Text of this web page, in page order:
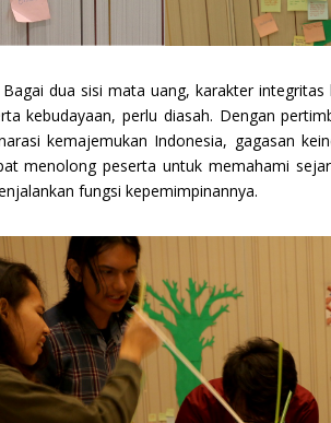
dua sisi mata uang, karakter
kebudayaan, perlu diasah. Dengan
kemajemukan Indonesia, gagasan
menolong peserta untuk memahami
fungsi kepemimpinannya.